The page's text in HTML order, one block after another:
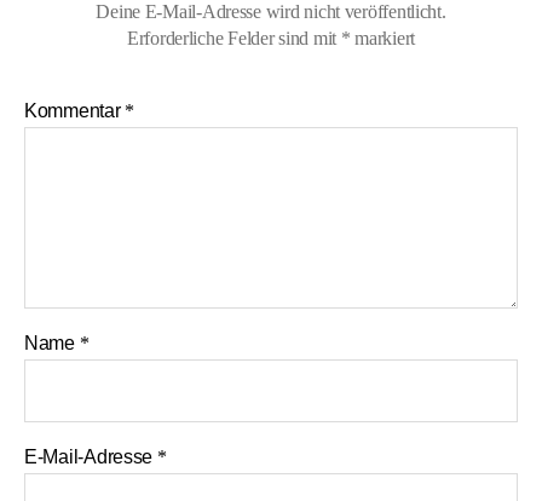
Deine E-Mail-Adresse wird nicht veröffentlicht.
Erforderliche Felder sind mit * markiert
Kommentar *
Name *
E-Mail-Adresse *